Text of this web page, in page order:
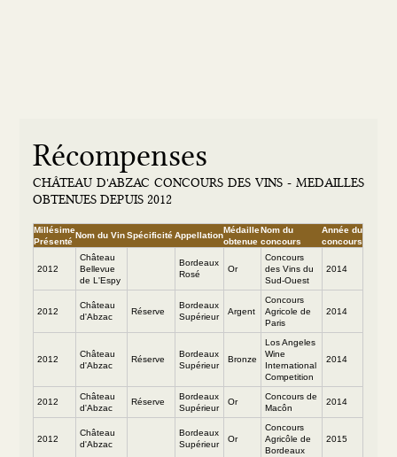
Récompenses
CHÂTEAU D'ABZAC CONCOURS DES VINS - MEDAILLES
OBTENUES DEPUIS 2012
Millésime
Présenté
Nom du Vin Spécificité Appellation
Médaille
obtenue
Nom du
concours
Année du
concours
2012
Château
Bellevue
de L'Espy
Bordeaux
Rosé
Or
Concours
des Vins du
Sud-Ouest
2014
2012
Château
d'Abzac
Réserve
Bordeaux
Supérieur
Argent
Concours
Agricole de
Paris
2014
2012
Château
d'Abzac
Réserve
Bordeaux
Supérieur
Bronze
Los Angeles
Wine
International
Competition
2014
2012
Château
d'Abzac
Réserve
Bordeaux
Supérieur
Or
Concours de
Macôn
2014
2012
Château
d'Abzac
Bordeaux
Supérieur
Or
Concours
Agricôle de
Bordeaux
2015